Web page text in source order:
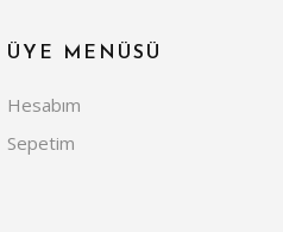
ÜYE MENÜSÜ
Hesabım
Sepetim